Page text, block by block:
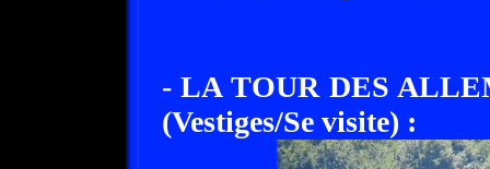
- LA TOUR DES
(Vestiges/Se visite) :